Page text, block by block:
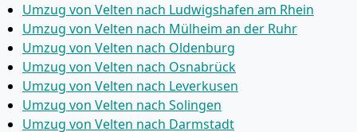
Umzug von Velten nach Ludwigshafen am Rhein
Umzug von Velten nach Mülheim an der Ruhr
Umzug von Velten nach Oldenburg
Umzug von Velten nach Osnabrück
Umzug von Velten nach Leverkusen
Umzug von Velten nach Solingen
Umzug von Velten nach Darmstadt